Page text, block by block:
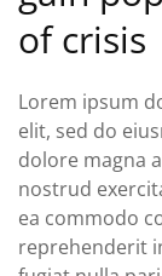
of crisis
Lorem ipsum
elit, sed do
dolore magna
nostrud
ea commodo
reprehenderit